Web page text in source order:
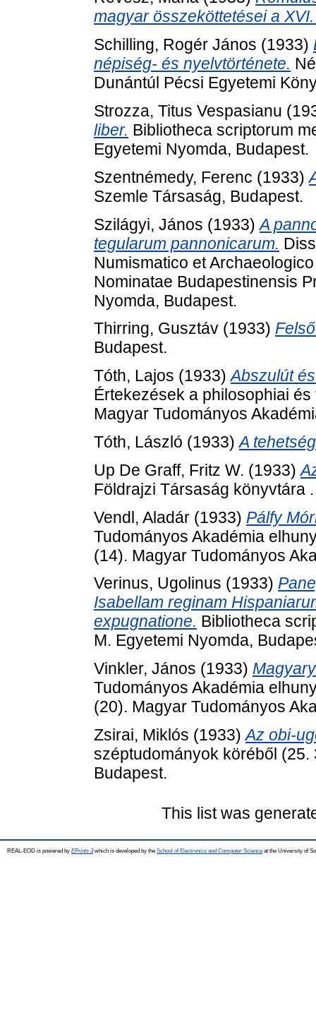
magyar összeköttetései a
Schilling, Rogér János (1933)
népiség- és nyelvtörténete.
Dunántúl Pécsi Egyetemi
Strozza, Titus Vespasianu
liber. Bibliotheca scriptorum
Egyetemi Nyomda, Budapest.
Szentnémedy, Ferenc (1933)
Szemle Társaság, Budapest.
Szilágyi, János (1933)A
tegularum pannonicarum.
Numismatico et
Nominatae Budapestinensis
Nyomda, Budapest.
Thirring, Gusztáv (1933)
Budapest.
Tóth, Lajos (1933)Abszulút
Értekezések a philosophiai
Magyar Tudományos
Tóth, László (1933)A
Up De Graff, Fritz W. (1933)
Földrajzi Társaság könyvtára
Vendl, Aladár (1933) Pálfy
Tudományos Akadémia
(14). Magyar Tudományos
Verinus, Ugolinus (1933)
Isabellam reginam
expugnatione. Bibliotheca
M. Egyetemi Nyomda,
Vinkler, János (1933)
Tudományos Akadémia
(20). Magyar Tudományos
Zsirai, Miklós (1933)Az obi-
széptudományok köréből
Budapest.
This list was
REAL-EOD is powered by EPrints 3which is developed by the School of Electronics and Computer Science at the University of